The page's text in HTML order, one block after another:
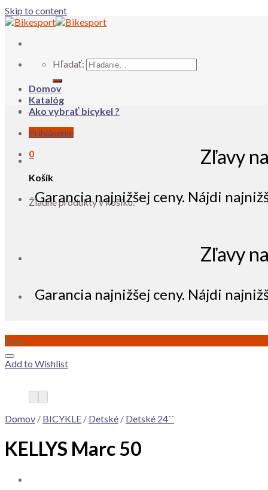
Skip to content
Hľadať:
Domov
Katalóg
Ako vybrať bicykel ?
Prihlásenie
0
Košík
Žiadne produkty v košíku.
Zľavy
Garancia najnižšej ceny. Nájdi
Zľavy
Garancia najnižšej ceny. Nájdi
New
Add to Wishlist
Domov / BICYKLE / Detské / Detské 24´´
KELLYS Marc 50